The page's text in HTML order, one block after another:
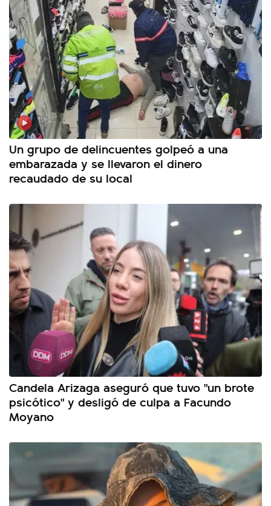
Un grupo de delincuentes golpeó a una
embarazada y se llevaron el dinero
recaudado de su local
Candela Arizaga aseguró que tuvo "un brote
psicótico" y desligó de culpa a Facundo
Moyano